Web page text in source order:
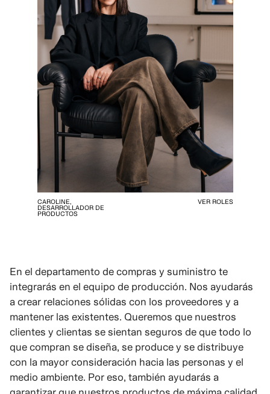
CAROLINE,
DESARROLLADOR DE
PRODUCTOS
VER ROLES
En el departamento de compras y suministro te
integrarás en el equipo de producción. Nos ayudarás
a crear relaciones sólidas con los proveedores y a
mantener las existentes. Queremos que nuestros
clientes y clientas se sientan seguros de que todo lo
que compran se diseña, se produce y se distribuye
con la mayor consideración hacia las personas y el
medio ambiente. Por eso, también ayudarás a